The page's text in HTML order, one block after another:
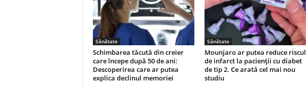
Sănătate
Schimbarea tăcută din creier
care începe după 50 de ani:
Descoperirea care ar putea
explica declinul memoriei
Sănătate
Mounjaro ar putea reduce riscul
de infarct la pacienţii cu diabet
de tip 2. Ce arată cel mai nou
studiu